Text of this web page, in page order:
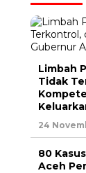
Limbah
Tidak
24
80
Aceh